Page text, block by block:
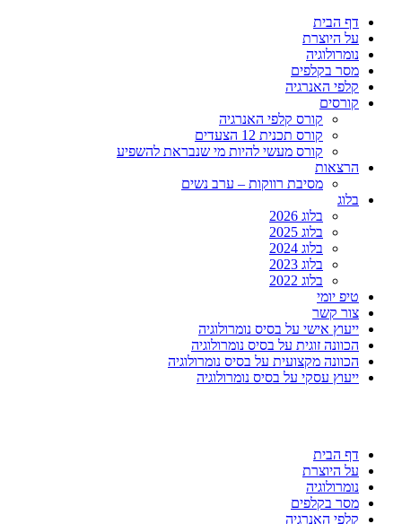
דף הבית
על היוצרת
נומרולוגיה
מסר בקלפים
קלפי האנרגיה
קורסים
קורס קלפי האנרגיה
קורס תכנית 12 הצעדים
קורס מעשי להיות מי שנבראת להשפיע
הרצאות
מסיבת רווקות – ערב נשים
בלוג
בלוג 2026
בלוג 2025
בלוג 2024
בלוג 2023
בלוג 2022
טיפ יומי
צור קשר
ייעוץ אישי על בסיס נומרולוגיה
הכוונה זוגית על בסיס נומרולוגיה
הכוונה מקצועית על בסיס נומרולוגיה
ייעוץ עסקי על בסיס נומרולוגיה
דף הבית
על היוצרת
נומרולוגיה
מסר בקלפים
קלפי האנרגיה